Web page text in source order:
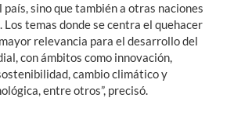
sino que también a otras naciones
temas donde se centra el quehacer
relevancia para el desarrollo del
con ámbitos como innovación,
cambio climático y
entre otros”, precisó.